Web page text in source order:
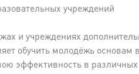
и учреждениях
обучить молодёжь
эффективность в